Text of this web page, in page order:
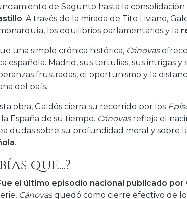
de Sagunto hasta la consolidación
. A través de la mirada de Tito Liviano,
los equilibrios parlamentarios y la
una simple crónica histórica, Cánovasofrece
española. Madrid, sus tertulias, sus intrigas
frustradas, el oportunismo y la
del país.
obra, Galdós cierra su recorrido por los
España de su tiempo. Cánovasrefleja el
dudas sobre su profundidad moral y sobre
.
que...?
el último episodio nacional publicado por
Cánovasquedó como cierre efectivo de